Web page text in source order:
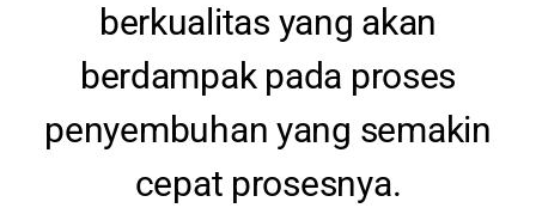
berkualitas yang akan
berdampak pada proses
penyembuhan yang semakin
cepat prosesnya.